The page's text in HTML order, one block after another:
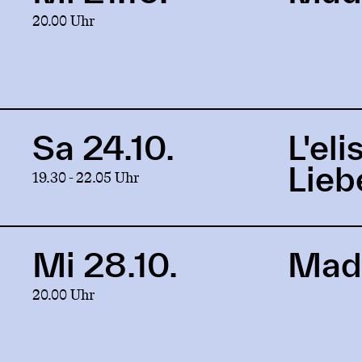
production
Medea
20.00 Uhr
production
d'amore
Liebestrank]
Sa 24.10.
19.30 - 22.05 Uhr
production
Mi 28.10.
20.00 Uhr